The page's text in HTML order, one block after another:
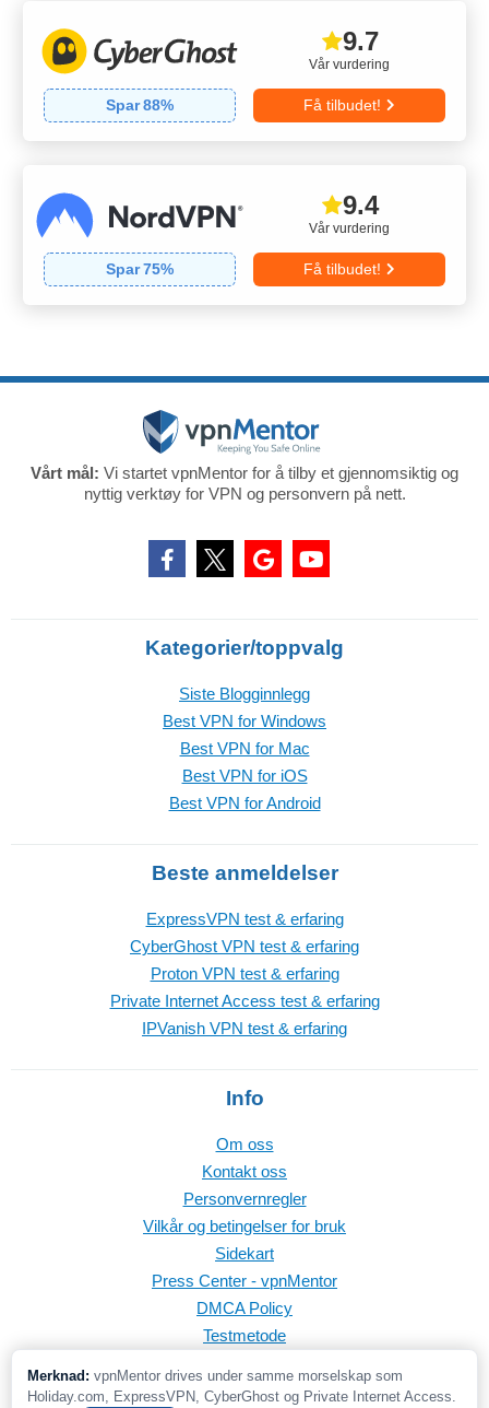
Vår vurdering
9.7
Spar88% Få tilbudet!
Vår vurdering
9.4
Spar75% Få tilbudet!
Vårt mål: Vi startet vpnMentor for å tilby et gjennomsiktig og
nyttig verktøy for VPN og personvern på nett.
Kategorier/toppvalg
Siste Blogginnlegg
Best VPN for Windows
Best VPN for Mac
Best VPN for iOS
Best VPN for Android
Beste anmeldelser
ExpressVPN test & erfaring
CyberGhost VPN test & erfaring
Proton VPN test & erfaring
Private Internet Access test & erfaring
IPVanish VPN test & erfaring
Info
Om oss
Kontakt oss
Personvernregler
Vilkår og betingelser for bruk
Sidekart
Press Center - vpnMentor
DMCA Policy
Testmetode
Merknad: vpnMentor drives under samme morselskap som
Holiday.com, ExpressVPN, CyberGhost og Private Internet Access.